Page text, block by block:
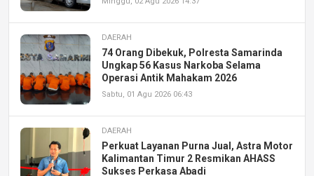
DAERAH
74 Orang Dibekuk, Polresta Samarinda
Ungkap 56 Kasus Narkoba Selama
Operasi Antik Mahakam 2026
Sabtu, 01 Agu 2026 06:43
DAERAH
Perkuat Layanan Purna Jual, Astra Motor
Kalimantan Timur 2 Resmikan AHASS
Sukses Perkasa Abadi